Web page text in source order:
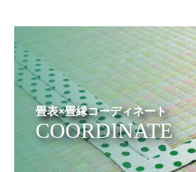
畳表×畳縁コーディネート
COORDINATE